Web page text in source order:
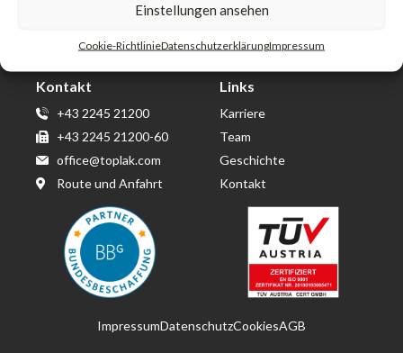
Einstellungen ansehen
Cookie-RichtlinieDatenschutzerklärungImpressum
Wirtschaftspark Wolkersdorf
Berta von Suttner Straße 14
Kontakt
+43 2245 21200
+43 2245 21200-60
office@toplak.com
Route und Anfahrt
Links
Karriere
Team
Geschichte
Kontakt
ImpressumDatenschutzCookiesAGB